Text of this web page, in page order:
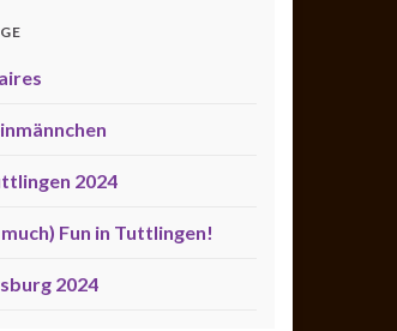
2024
Fun in Tuttlingen!
2024